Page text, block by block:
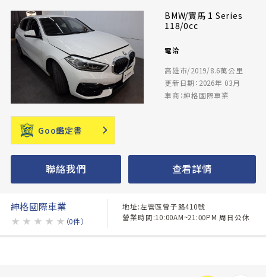
BMW/寶馬 1 Series
118/0cc
電洽
高雄市/2019/8.6萬公里
更新日期：2026年 03月
車商：紳格國際車業
Goo鑑定書
聯絡我們 查看詳情
紳格國際車業
★ ★ ★ ★ ★ （0件）
地址:左營區曾子路410號
營業時間:10:00AM~21:00PM 周日公休